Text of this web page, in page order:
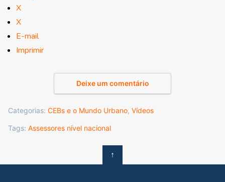
X
X
E-mail
Imprimir
Deixe um comentário
Categorias: CEBs e o Mundo Urbano, Vídeos
Tags: Assessores nível nacional
↑